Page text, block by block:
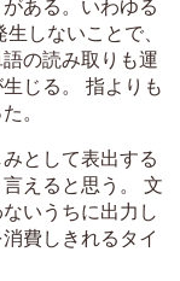
ある。いわゆる
しないことで、
の読み取りも運
じる。 指よりも
。
として表出する
えると思う。 文
いうちに出力し
費しきれるタイ